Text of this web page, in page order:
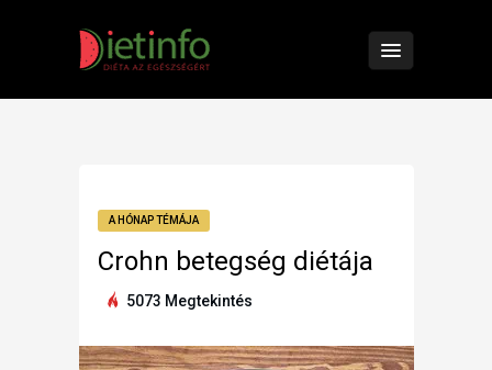
A HÓNAP TÉMÁJA
Crohn betegség diétája
5073 Megtekintés